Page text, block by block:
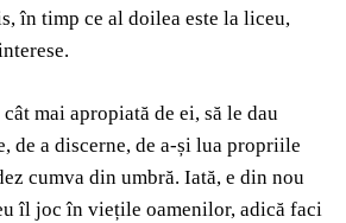
în timp ce al doilea este la liceu,
mai apropiată de ei, să le dau
de a discerne, de a-și lua propriile
cumva din umbră. Iată, e din nou
îl joc în viețile oamenilor, adică faci